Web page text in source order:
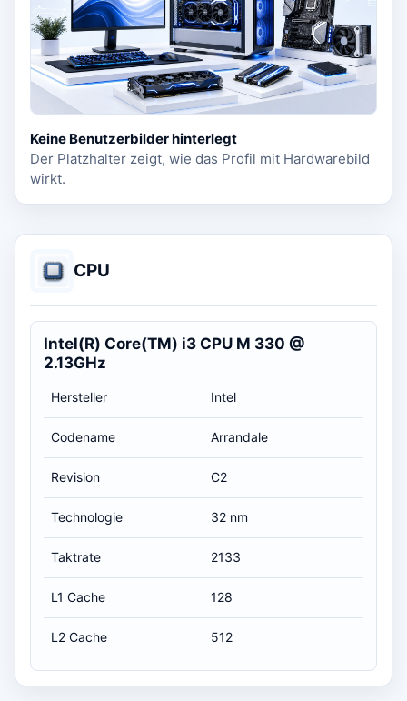
Keine Benutzerbilder hinterlegt
Der Platzhalter zeigt, wie das Profil mit Hardwarebild
wirkt.
CPU
Intel(R) Core(TM) i3 CPU M 330 @
2.13GHz
Hersteller Intel
Codename Arrandale
Revision C2
Technologie 32 nm
Taktrate 2133
L1 Cache 128
L2 Cache 512